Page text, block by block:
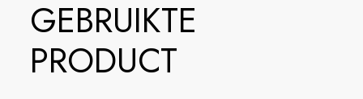
GEBRUIKTE
PRODUCT